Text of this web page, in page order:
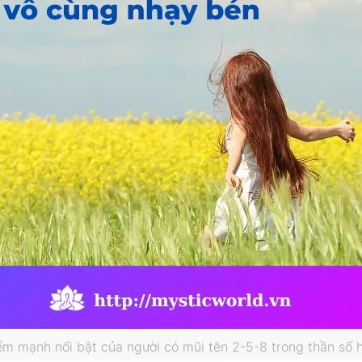
mạnh nổi bật của người có mũi tên 2-5-8 trong thần số